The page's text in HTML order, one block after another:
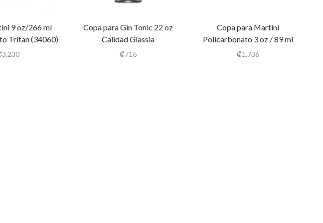
9 oz/266 ml
Tritan (34060)
3,230
Copa para Gin Tonic 22 oz
Calidad Glassia
₡716
Copa para Martini
Policarbonato 3 oz / 89 ml
Tritan
₡1,736